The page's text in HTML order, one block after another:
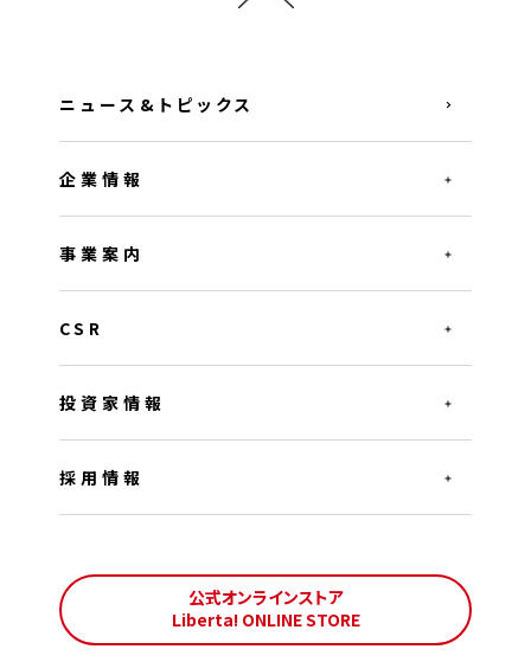
ニュース&トピックス
企業情報
事業案内
CSR
投資家情報
採用情報
公式オンラインストア
Liberta! ONLINE STORE